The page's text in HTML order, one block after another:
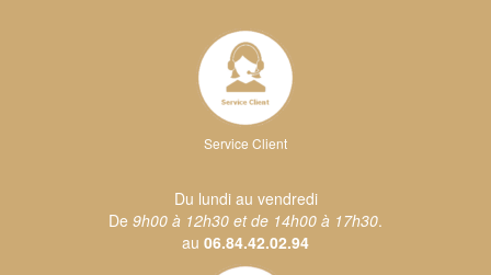
Service Client
Du lundi au vendredi
De 9h00 à 12h30 et de 14h00 à 17h30.
au 06.84.42.02.94